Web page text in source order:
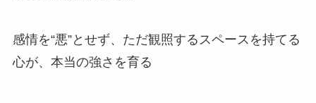
感情を“悪”とせず、ただ観照するスペースを持てる
心が、本当の強さを育る